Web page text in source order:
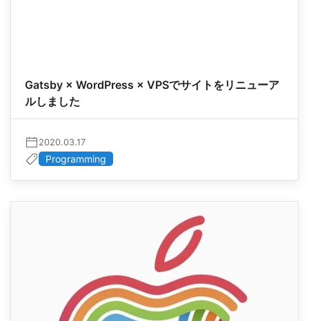
Gatsby × WordPress × VPSでサイトをリニューア
ルしました
2020.03.17
Programming